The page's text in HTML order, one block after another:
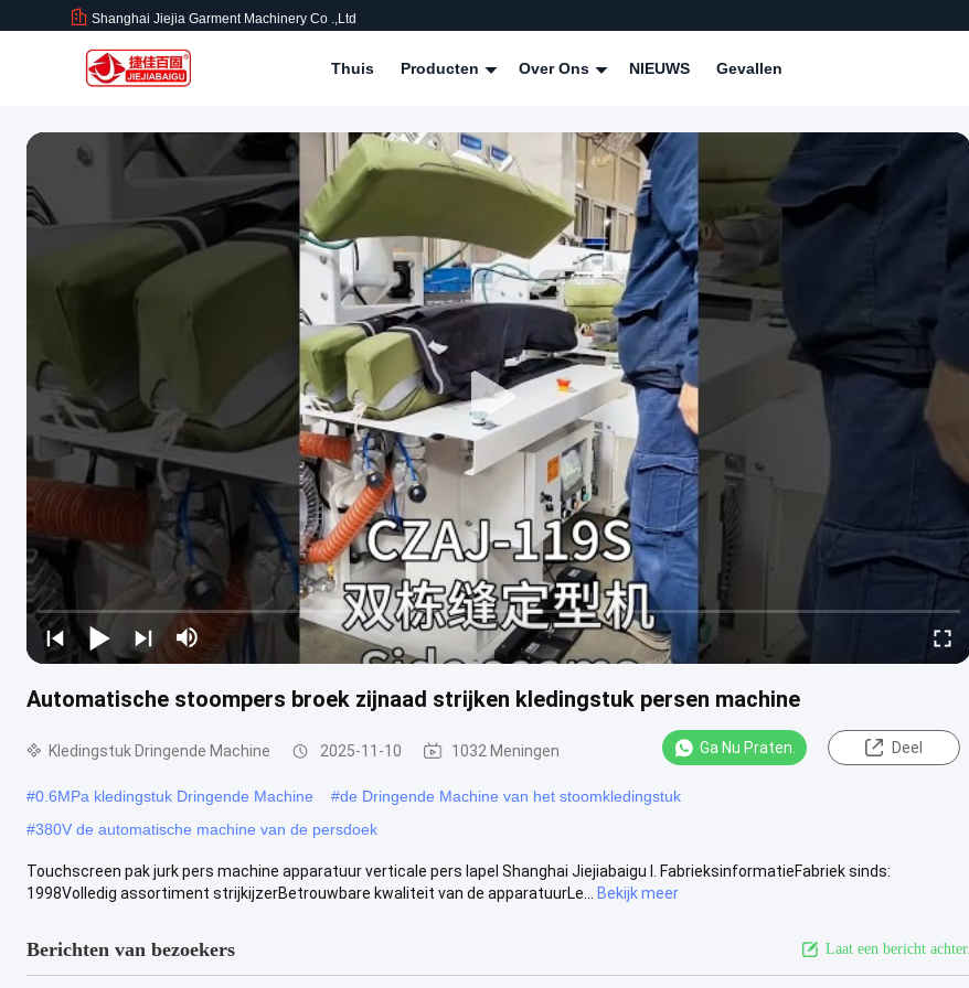
Shanghai Jiejia Garment Machinery Co .,ltd
Thuis Producten Over Ons NIEUWS Gevallen
Automatische stoompers broek zijnaad strijken kledingstuk persen machine
Kledingstuk Dringende Machine 2025-11-10 1032 Meningen Ga Nu Praten. Deel
#0.6MPa kledingstuk Dringende Machine #de Dringende Machine van het stoomkledingstuk
#380V de automatische machine van de persdoek
Touchscreen pak jurk pers machine apparatuur verticale pers lapel Shanghai Jiejiabaigu I. FabrieksinformatieFabriek sinds:
1998Volledig assortiment strijkijzerBetrouwbare kwaliteit van de apparatuurLe...
Bekijk meer
Berichten van bezoekers Laat een bericht achter.